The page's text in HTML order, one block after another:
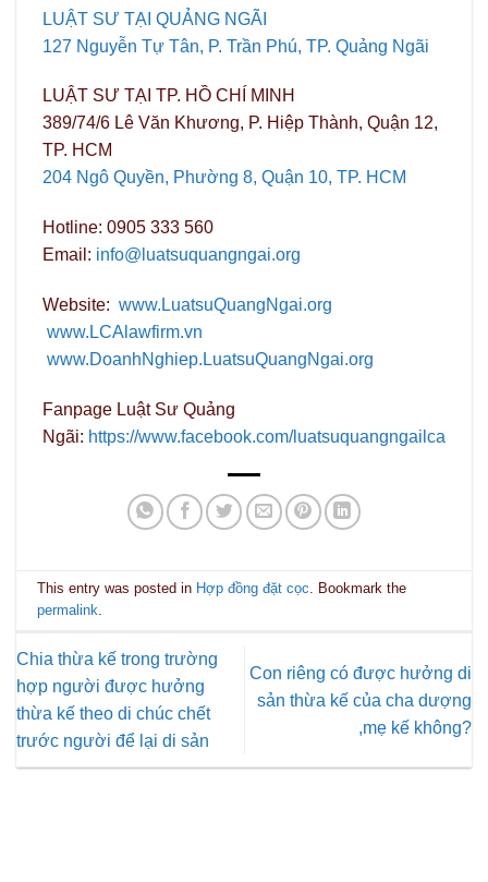
LUẬT SƯ TẠI QUẢNG NGÃI
127 Nguyễn Tự Tân, P. Trần Phú, TP. Quảng Ngãi
LUẬT SƯ TẠI TP. HỒ CHÍ MINH
389/74/6 Lê Văn Khương, P. Hiệp Thành, Quận 12,
TP. HCM
204 Ngô Quyền, Phường 8, Quận 10, TP. HCM
Hotline: 0905 333 560
Email: info@luatsuquangngai.org
Website: www.LuatsuQuangNgai.org
www.LCAlawfirm.vn
www.DoanhNghiep.LuatsuQuangNgai.org
Fanpage Luật Sư Quảng
Ngãi: https://www.facebook.com/luatsuquangngailca
This entry was posted in Hợp đồng đặt cọc. Bookmark the
permalink.
Chia thừa kế trong trường
hợp người được hưởng
thừa kế theo di chúc chết
trước người để lại di sản
Con riêng có được hưởng di
sản thừa kế của cha dượng
,mẹ kế không?